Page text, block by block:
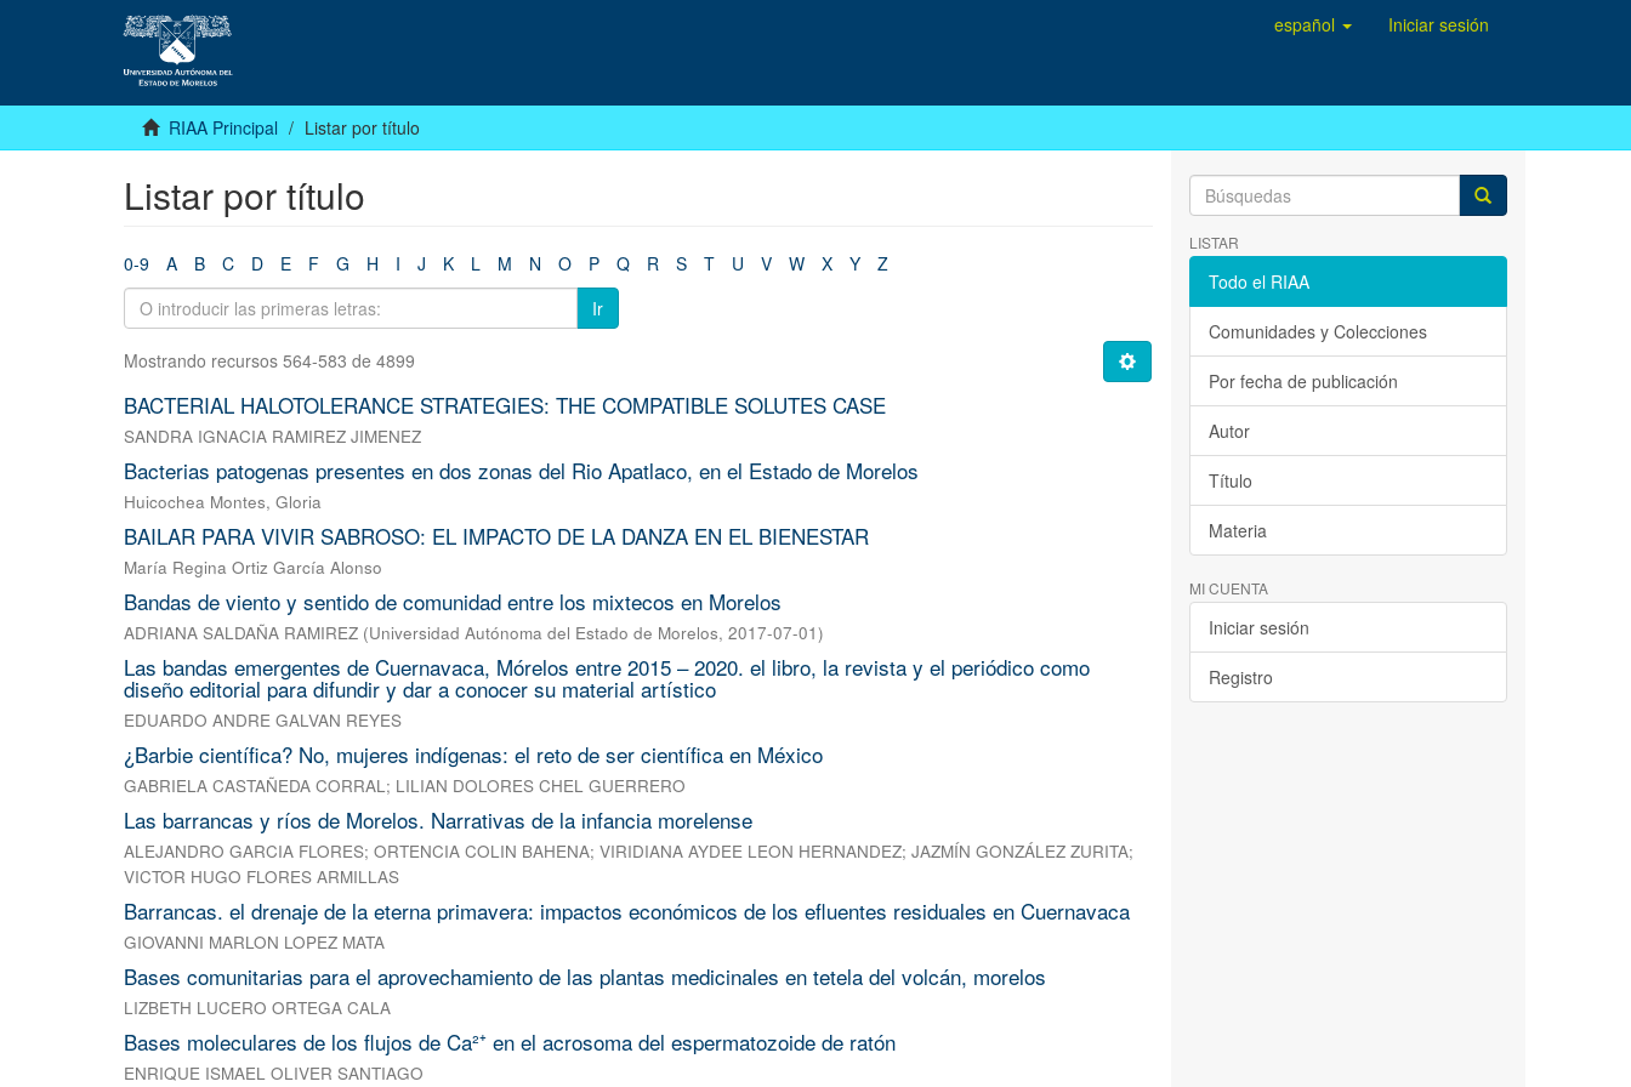
español Iniciar sesión
RIAA Principal Listar por título
Listar por título
0-9 A B C D E F G H I J K L M N O P Q R S T U V W X Y
Z
Ir
Mostrando recursos 564-583 de 4899
BACTERIAL HALOTOLERANCE STRATEGIES: THE COMPATIBLE SOLUTES CASE
SANDRA IGNACIA RAMIREZ JIMENEZ
Bacterias patogenas presentes en dos zonas del Rio Apatlaco, en el Estado de Morelos
Huicochea Montes, Gloria
BAILAR PARA VIVIR SABROSO: EL IMPACTO DE LA DANZA EN EL BIENESTAR
María Regina Ortiz García Alonso
Bandas de viento y sentido de comunidad entre los mixtecos en Morelos
ADRIANA SALDAÑA RAMIREZ (Universidad Autónoma del Estado de Morelos, 2017-07-01)
Las bandas emergentes de Cuernavaca, Mórelos entre 2015 – 2020. el libro, la revista y el periódico como
diseño editorial para difundir y dar a conocer su material artístico
EDUARDO ANDRE GALVAN REYES
¿Barbie científica? No, mujeres indígenas: el reto de ser científica en México
GABRIELA CASTAÑEDA CORRAL; LILIAN DOLORES CHEL GUERRERO
Las barrancas y ríos de Morelos. Narrativas de la infancia morelense
ALEJANDRO GARCIA FLORES; ORTENCIA COLIN BAHENA; VIRIDIANA AYDEE LEON HERNANDEZ; JAZMÍN GONZÁLEZ ZURITA;
VICTOR HUGO FLORES ARMILLAS
Barrancas. el drenaje de la eterna primavera: impactos económicos de los efluentes residuales en Cuernavaca
GIOVANNI MARLON LOPEZ MATA
Bases comunitarias para el aprovechamiento de las plantas medicinales en tetela del volcán, morelos
LIZBETH LUCERO ORTEGA CALA
Bases moleculares de los flujos de Ca²⁺ en el acrosoma del espermatozoide de ratón
ENRIQUE ISMAEL OLIVER SANTIAGO
LISTAR
Todo el RIAA
Comunidades y Colecciones
Por fecha de publicación
Autor
Título
Materia
MI CUENTA
Iniciar sesión
Registro